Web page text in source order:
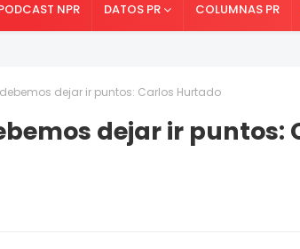
NPR DATOS PR COLUMNAS PR
dejar ir puntos: Carlos Hurtado
dejar ir puntos: